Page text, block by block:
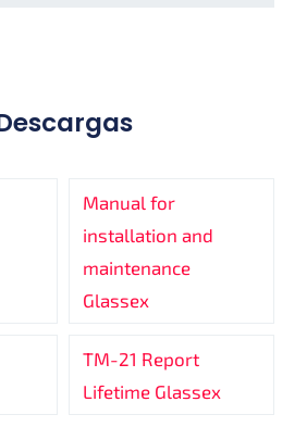
Manual for
installation and
maintenance
Glassex
TM-21 Report
Lifetime Glassex